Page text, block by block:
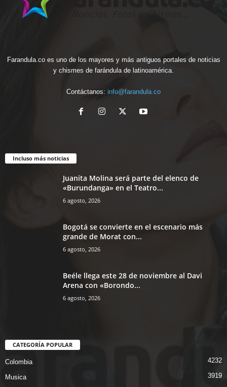
Farandula.co es uno de los mayores y más antiguos portales de noticias
y chismes de farándula de latinoamérica.
Contáctanos: info@farandula.co
Incluso más noticias
Juanita Molina será parte del elenco de
«Burundanga» en el Teatro...
6 agosto, 2026
Bogotá se convierte en el escenario más
grande de Morat con...
6 agosto, 2026
Beéle llega este 28 de noviembre al Davi
Arena con «Borondo...
6 agosto, 2026
CATEGORÍA POPULAR
Colombia 4232
Musica 3919